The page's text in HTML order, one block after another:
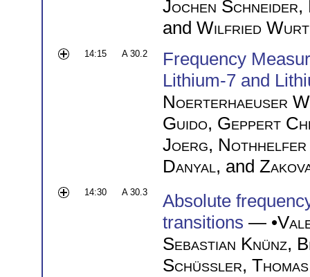
Jochen Schneider,
and Wilfried
14:15 A 30.2
Frequency
Lithium-7 and
Noerterhaeuser
Guido, Geppert
Joerg, Nothhelfer
Danyal, and
14:30 A 30.3
Absolute
transitions — •
Sebastian Knünz,
Schüssler,